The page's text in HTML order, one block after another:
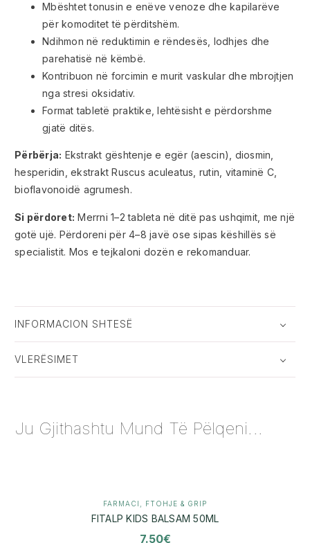
Mbështet tonusin e enëve venoze dhe kapilarëve
për komoditet të përditshëm.
Ndihmon në reduktimin e rëndesës, lodhjes dhe
parehatisë në këmbë.
Kontribuon në forcimin e murit vaskular dhe mbrojtjen
nga stresi oksidativ.
Format tabletë praktike, lehtësisht e përdorshme
gjatë ditës.
Përbërja: Ekstrakt gështenje e egër (aescin), diosmin,
hesperidin, ekstrakt Ruscus aculeatus, rutin, vitaminë C,
bioflavonoidë agrumesh.
Si përdoret: Merrni 1–2 tableta në ditë pas ushqimit, me një
gotë ujë. Përdoreni për 4–8 javë ose sipas këshillës së
specialistit. Mos e tejkaloni dozën e rekomanduar.
INFORMACION SHTESË
VLERËSIMET
Ju Gjithashtu Mund Të Pëlqeni...
FARMACI FTOHJE & GRIP
FITALP KIDS BALSAM 50ML
7.50€